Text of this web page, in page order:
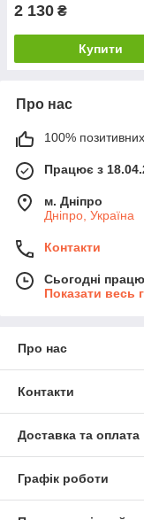
2 130 ₴
Купити
Про нас
100% позитивних
Працює з
м. Дніпро
Дніпро, Україна
Контакти
Сьогодні
Показати весь
Про нас
Контакти
Доставка та оплата
Графік роботи